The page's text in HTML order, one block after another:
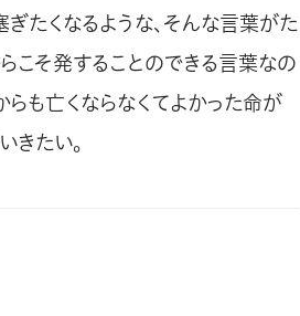
たくなるような、そんな言葉がた
こそ発することのできる言葉なの
らも亡くならなくてよかった命が
きたい。